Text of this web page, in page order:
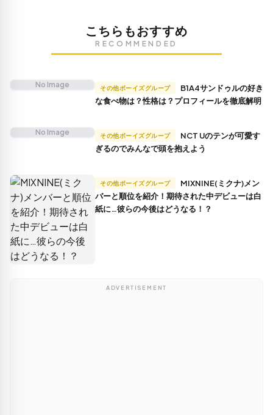
こちらもおすすめ
RECOMMENDED
No Image その他ボーイズグループ
な食べ物は？性格は？プロフィールを徹底解明
No Image その他ボーイズグループ
ぎるのでみんなで頭を抱えよう
その他ボーイズグループ
バーと順位を紹介！期待された中デビューは白
紙に…彼らの今後はどうなる！？
ADVERTISEMENT